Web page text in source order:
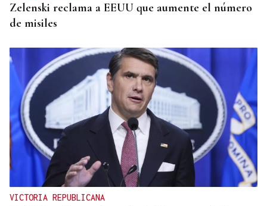
Zelenski reclama a EEUU que aumente el número
de misiles
VICTORIA REPUBLICANA